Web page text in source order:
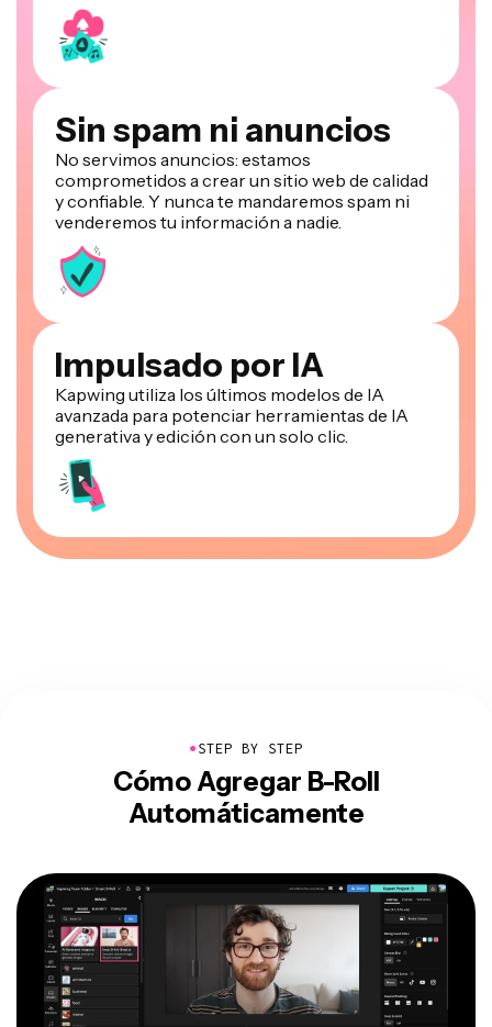
Sin spam ni anuncios
No servimos anuncios: estamos
comprometidos a crear un sitio web de calidad
y confiable. Y nunca te mandaremos spam ni
venderemos tu información a nadie.
Impulsado por IA
Kapwing utiliza los últimos modelos de IA
avanzada para potenciar herramientas de IA
generativa y edición con un solo clic.
●STEP BY STEP
Cómo Agregar B-Roll
Automáticamente